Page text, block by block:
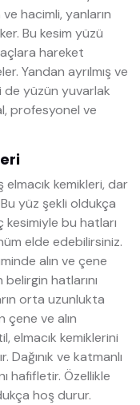
hacimli, yanların
Bu kesim yüzü
hareket
Yandan ayrılmış ve
de yüzün yuvarlak
profesyonel ve
kemikleri, dar
yüz şekli oldukça
bu hatları
elde edebilirsiniz.
alın ve çene
hatlarını
orta uzunlukta
ve alın
elmacık kemiklerini
Dağınık ve katmanlı
hafifletir. Özellikle
hoş durur.